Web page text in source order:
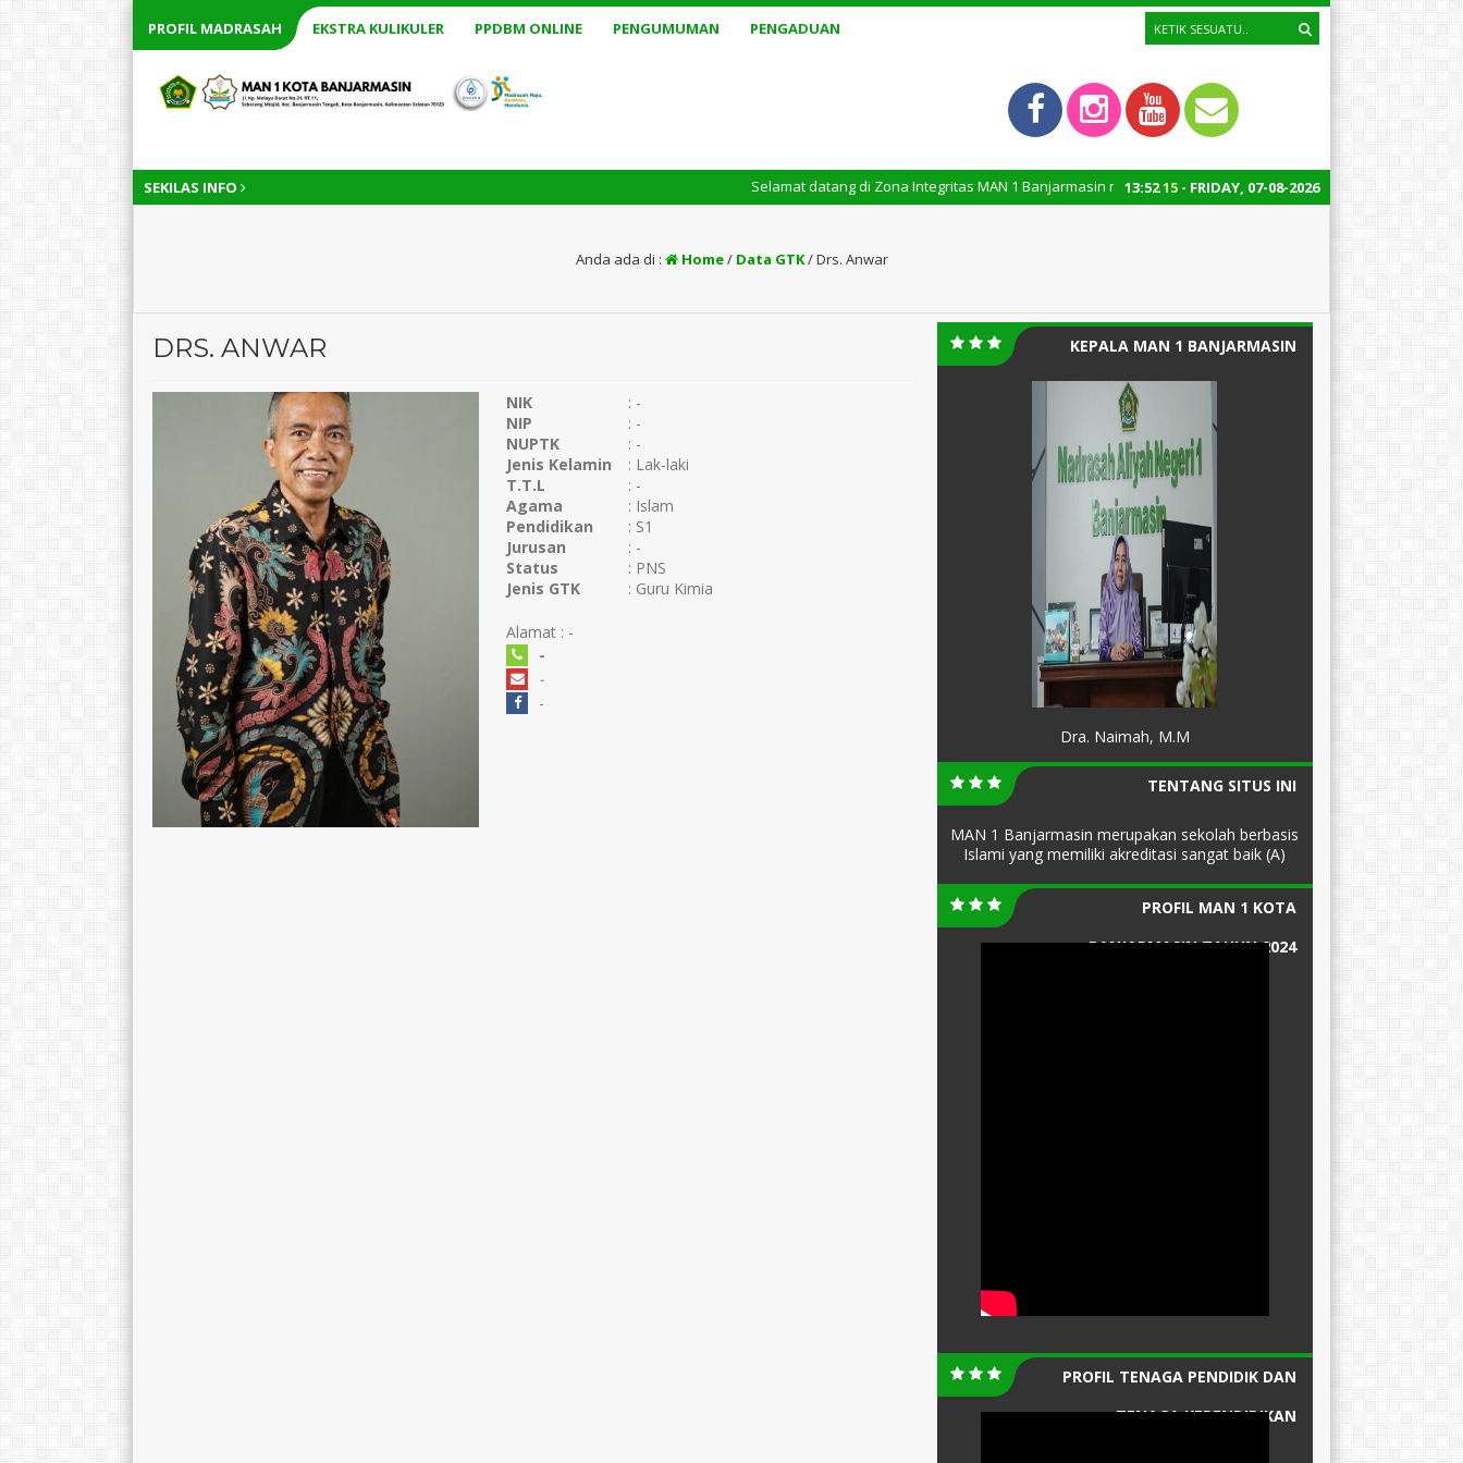
PROFIL MADRASAH EKSTRA KULIKULER PPDBM ONLINE PENGUMUMAN PENGADUAN
SEKILAS INFO 13:5216 - FRIDAY, 07-08-2026
Selamat datang di Zona Integritas MAN 1 Banjarmasin menuju Wilayah Bebas Korupsi (WBK) dan Wilayah Birokrasi
Anda ada di : Home/ Data GTK/Drs. Anwar
DRS. ANWAR
NIK
: -
NIP
: -
NUPTK
: -
Jenis Kelamin
: Lak-laki
T.T.L
: -
Agama
: Islam
Pendidikan
: S1
Jurusan
: -
Status
: PNS
Jenis GTK
: Guru Kimia
Alamat : -
-
-
-
KEPALA MAN 1 BANJARMASIN
Dra. Naimah, M.M
TENTANG SITUS INI
MAN 1 Banjarmasin merupakan sekolah berbasis
Islami yang memiliki akreditasi sangat baik (A)
PROFIL MAN 1 KOTA
BANJARMASIN TAHUN 2024
PROFIL TENAGA PENDIDIK DAN
TENAGA KEPENDIDIKAN